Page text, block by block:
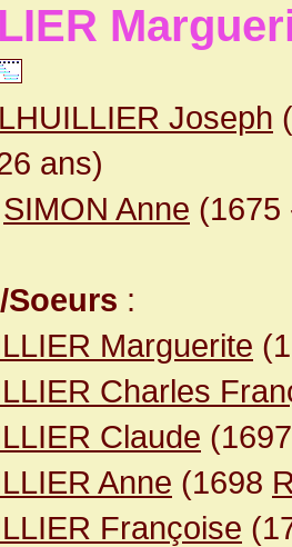
LHUILLIER Joseph
ans)
SIMON Anne (1675
Soeurs :
Marguerite
Charles
Claude
Anne (1698
Françoise